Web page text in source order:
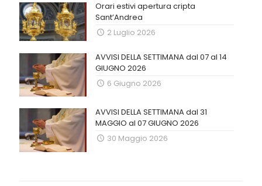
Orari estivi apertura cripta
Sant’Andrea
2 Luglio 2026
AVVISI DELLA SETTIMANA dal 07 al 14
GIUGNO 2026
6 Giugno 2026
AVVISI DELLA SETTIMANA dal 31
MAGGIO al 07 GIUGNO 2026
30 Maggio 2026